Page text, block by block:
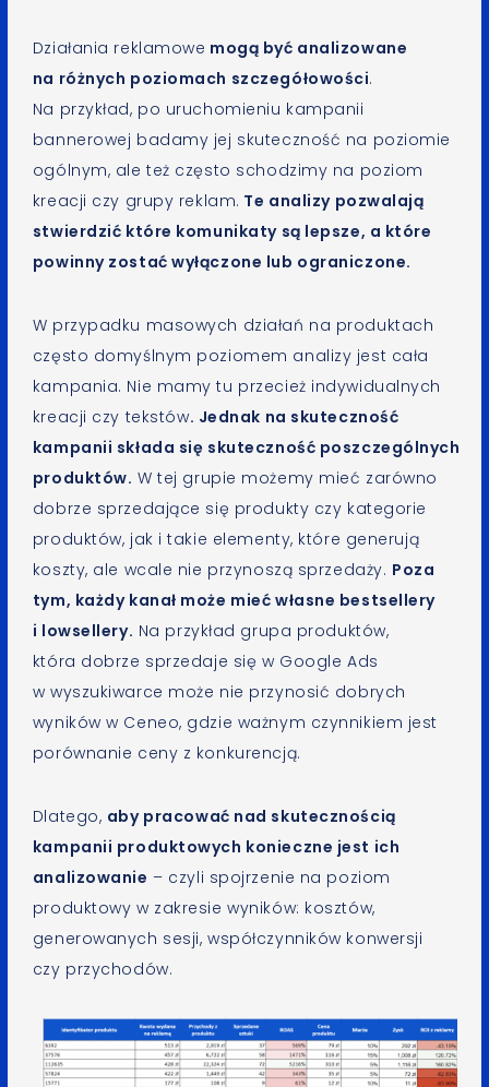
Działania reklamowe mogą być analizowane
na różnych poziomach szczegółowości.
Na przykład, po uruchomieniu kampanii
bannerowej badamy jej skuteczność na poziomie
ogólnym, ale też często schodzimy na poziom
kreacji czy grupy reklam. Te analizy pozwalają
stwierdzić które komunikaty są lepsze, a które
powinny zostać wyłączone lub ograniczone.
W przypadku masowych działań na produktach
często domyślnym poziomem analizy jest cała
kampania. Nie mamy tu przecież indywidualnych
kreacji czy tekstów. Jednak na skuteczność
kampanii składa się skuteczność poszczególnych
produktów. W tej grupie możemy mieć zarówno
dobrze sprzedające się produkty czy kategorie
produktów, jak i takie elementy, które generują
koszty, ale wcale nie przynoszą sprzedaży. Poza
tym, każdy kanał może mieć własne bestsellery
i lowsellery. Na przykład grupa produktów,
która dobrze sprzedaje się w Google Ads
w wyszukiwarce może nie przynosić dobrych
wyników w Ceneo, gdzie ważnym czynnikiem jest
porównanie ceny z konkurencją.
Dlatego, aby pracować nad skutecznością
kampanii produktowych konieczne jest ich
analizowanie – czyli spojrzenie na poziom
produktowy w zakresie wyników: kosztów,
generowanych sesji, współczynników konwersji
czy przychodów.